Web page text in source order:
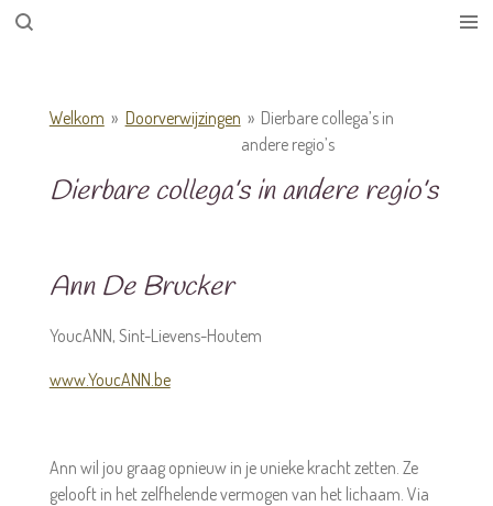
Ga
hoofdinhoud
Welkom » Doorverwijzingen » Dierbare collega’s in
andere regio’s
Dierbare collega’s in andere regio’s
Ann De Brucker
YoucANN, Sint-Lievens-Houtem
www.YoucANN.be
Ann wil jou graag opnieuw in je unieke kracht zetten. Ze
gelooft in het zelfhelende vermogen van het lichaam. Via